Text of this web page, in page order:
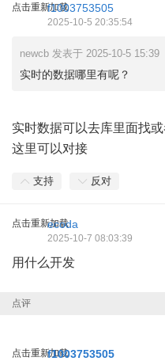
点击重新加载f1003753505
2025-10-5 20:35:54
newcb 发表于 2025-10-5 15:39
实时的数据哪里有呢？
实时数据可以去库里面找
这里可以对接
支持 反对
点击重新加载
ecoda
2025-10-7 08:03:39
用什么开发
点评
点击重新加载f1003753505